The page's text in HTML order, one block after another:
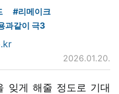
#리메이크
과같이 극3
2026.01.20.
잊게 해줄 정도로 기대